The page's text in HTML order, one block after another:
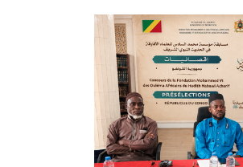
نيافة الكاردينال
حاضرة الفاتيكان، عضوا
المستشار الملكي
الأكاديمية
وفي بداية الجلسة، […]